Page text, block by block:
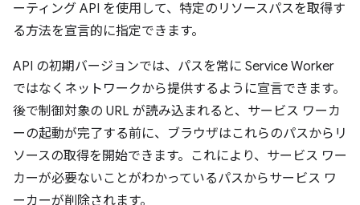
ーティング API を使用して、特定のリソースパスを取得す
る方法を宣言的に指定できます。
API の初期バージョンでは、パスを常に Service Worker
ではなくネットワークから提供するように宣言できます。
後で制御対象の URL が読み込まれると、サービス ワーカ
ーの起動が完了する前に、ブラウザはこれらのパスからリ
ソースの取得を開始できます。これにより、サービス ワー
カーが必要ないことがわかっているパスからサービス ワ
ーカーが削除されます。